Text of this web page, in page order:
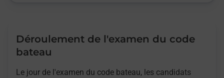
Déroulement de l'examen du code
bateau
Le jour de l'examen du code bateau, les candidats